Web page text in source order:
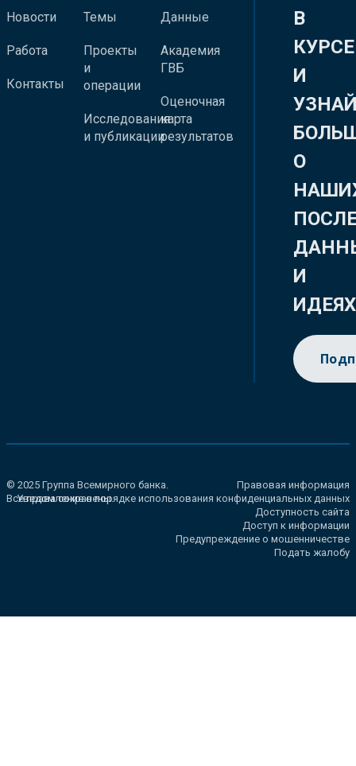
Новости
Работа
Контакты
Темы
Проекты
и
операции
Исследования
и публикации
Данные
Академия
ГВБ
Оценочная
карта
результатов
В
КУРСЕ
И
О
И
ИДЕЯХ
© 2025 Группа Всемирного банка.
Все права сохранены.
Правовая информация
Уведомление о порядке использования конфиденциальных данных
Доступность сайта
Доступ к информации
Предупреждение о мошенничестве
Подать жалобу